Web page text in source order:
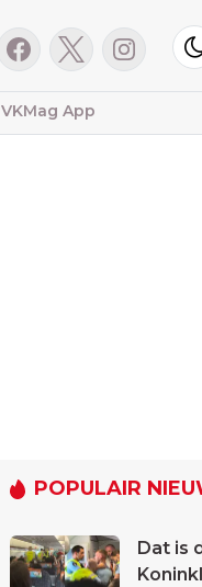
VKMag App
POPULAIR
Dat is